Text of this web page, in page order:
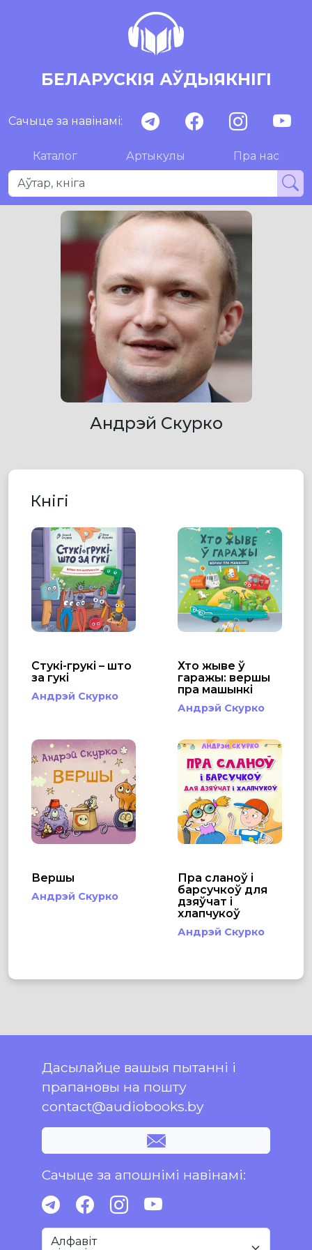
БЕЛАРУСКІЯ АЎДЫЯКНІГІ
Сачыце за навінамі:
Каталог Артыкулы Пра нас
Андрэй Скурко
Кнігі
Стукі-грукі – што
за гукі
Андрэй Скурко
Хто жыве ў
гаражы: вершы
пра машынкі
Андрэй Скурко
Вершы
Андрэй Скурко
Пра сланоў і
барсучкоў для
дзяўчат і
хлапчукоў
Андрэй Скурко
Дасылайце вашыя пытанні і
прапановы на пошту
contact@audiobooks.by
Сачыце за апошнімі навінамі:
Алфавіт